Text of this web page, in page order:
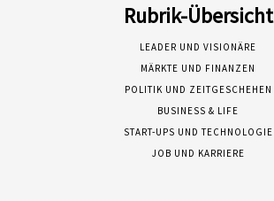
Rubrik-Übersicht
LEADER UND VISIONÄRE
MÄRKTE UND FINANZEN
POLITIK UND ZEITGESCHEHEN
BUSINESS & LIFE
START-UPS UND TECHNOLOGIE
JOB UND KARRIERE